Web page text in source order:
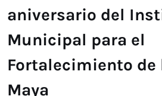
aniversario del
Municipal para el
Fortalecimiento
Maya